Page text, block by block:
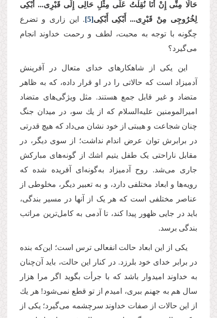
حَالًا مِنِّی إِنْ أَنَا نُقِلْتُ عَلَى مِثْلِ‏ حَالِی‏ إِلَى‏ قَبْرِی... أَبْكِی
لِخُرُوجِی مِنْ قَبْرِی... أَبْكِی أَبْكِی[5]. این زاری و تضرع
چگونه با توجه به محبت، لطف و رحمت خداوند انجام
می‌گیرد؟
این یكی از شاهکارهای خدای متعال در آفرینش
آدمیزاد است كه حالاتی را در او قرار داده، كه به ظاهر
متضاد و غیر قابل جمع هستند. مثل ویژگی‌های متضاد
امیرالمومنین علیه‌السلام كه از یك سو، در میدان جنگ
چنان شجاعت و هیبتی از خود نشان می‌داد که هیچ قدرتی
در برابرش توان عرض اندام نداشت؛ از سوی دیگر، در
مقابل ناراحتی یک طفل یتیم اشك از گونه‌های مباركش
جاری می‌شد. روح آدمیزاد به‌گونه‌ای آفریده شده که
رویه‌ها و ابعاد مختلفی دارد، و به تعبیر دیگر، مخلوطی از
عناصر مختلفی است که هر یک از آنها در مسیر بندگی،
باید در جایی ظهور پیدا کند، تا آدمی به کامل‌ترین مراتب
بندگی برسد.
یكی از این ابعاد حالت انفعالی ترس است؛ این‌كه بنده
در برابر خدای خود بلرزد. در كنار این حالت، باید آن‌چنان
به خداوند امیدوار باشد كه با جرأت بگوید اگر مرا هزار
سال هم به جهنم ببری، امیدم از تو قطع نمی‌شود! هر یك
از این حالات از صفات خداوند سرچشمه می‌گیرد؛ یكی از